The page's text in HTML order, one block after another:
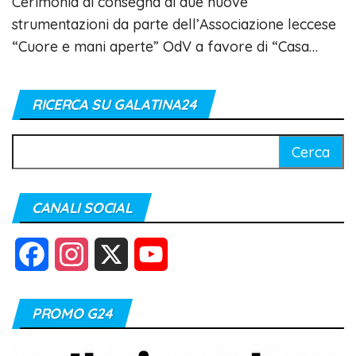
strumentazioni da parte dell’Associazione leccese
“Cuore e mani aperte” OdV a favore di “Casa…
RICERCA SU GALATINA24
per:
CANALI SOCIAL
c s
PROMO G24